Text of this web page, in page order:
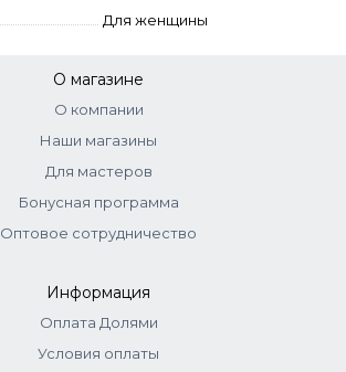
Для женщины
О магазине
О компании
Наши магазины
Для мастеров
Бонусная программа
Оптовое сотрудничество
Информация
Оплата Долями
Условия оплаты